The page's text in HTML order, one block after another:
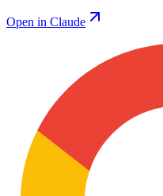
Open in Claude